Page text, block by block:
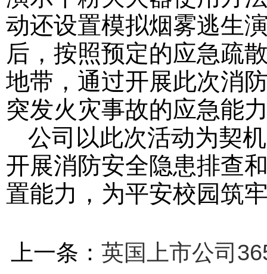
动还设置模拟烟雾逃生
后，按照预定的应急疏
地带，通过开展此次消
突发火灾事故的应急能
公司以此次活动为契
开展消防安全隐患排查
置能力，为平安校园筑
上一条： 英国上市公司